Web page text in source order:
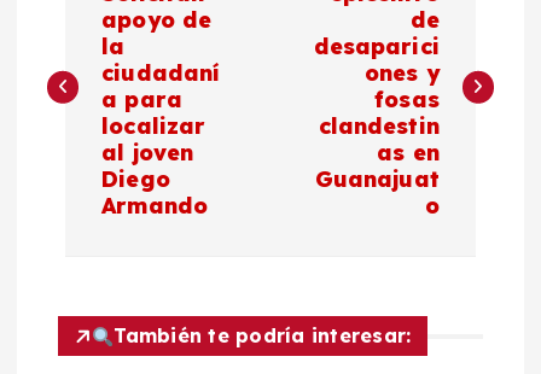
v
e
c
apoyo de
la
ciudadaní
a para
localizar
al joven
Diego
Armando
de
desaparici
ones y
fosas
clandestin
as en
Guanajuat
o
También te podría interesar: